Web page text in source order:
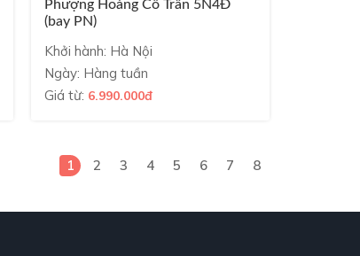
Phượng Hoàng Cổ Trấn 5N4Đ
(bay PN)
Khởi hành: Hà Nội
Ngày: Hàng tuần
Giá từ: 6.990.000đ
1 2 3 4 5 6 7 8